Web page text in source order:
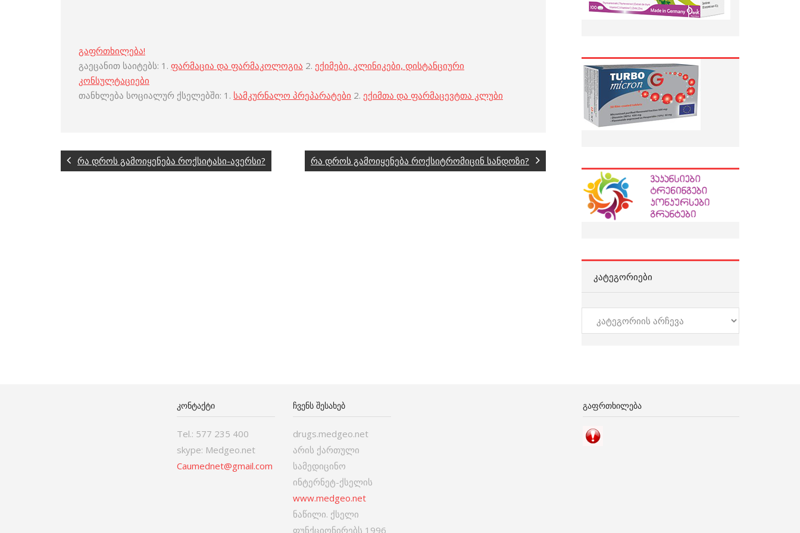
გაფრთხილება!
გაეცანით საიტებს: 1. ფარმაცია და ფარმაკოლოგია 2. ექიმები, კლინიკები, დისტანციური
კონსულტაციები
თანხლება სოციალურ ქსელებში: 1. სამკურნალო პრეპარატები 2. ექიმთა და ფარმაცევტთა კლუბი
რა დროს გამოიყენება როქსიტასი-ავერსი? რა დროს გამოიყენება როქსიტრომიცინ სანდოზი?
ᲙᲐᲢᲔᲒᲝᲠᲘᲔᲑᲘ
კატეგორიები
ᲙᲝᲜᲢᲐᲥᲢᲘ
Tel.: 577 235 400
skype: Medgeo.net
Caumednet@gmail.com
ᲩᲕᲔᲜᲡ ᲨᲔᲡᲐᲮᲔᲑ
drugs.medgeo.net
არის ქართული
სამედიცინო
ინტერნეტ-ქსელის
www.medgeo.net
ნაწილი. ქსელი
ფუნქციონირებს 1996
ᲒᲐᲤᲠᲗᲮᲘᲚᲔᲑᲐ